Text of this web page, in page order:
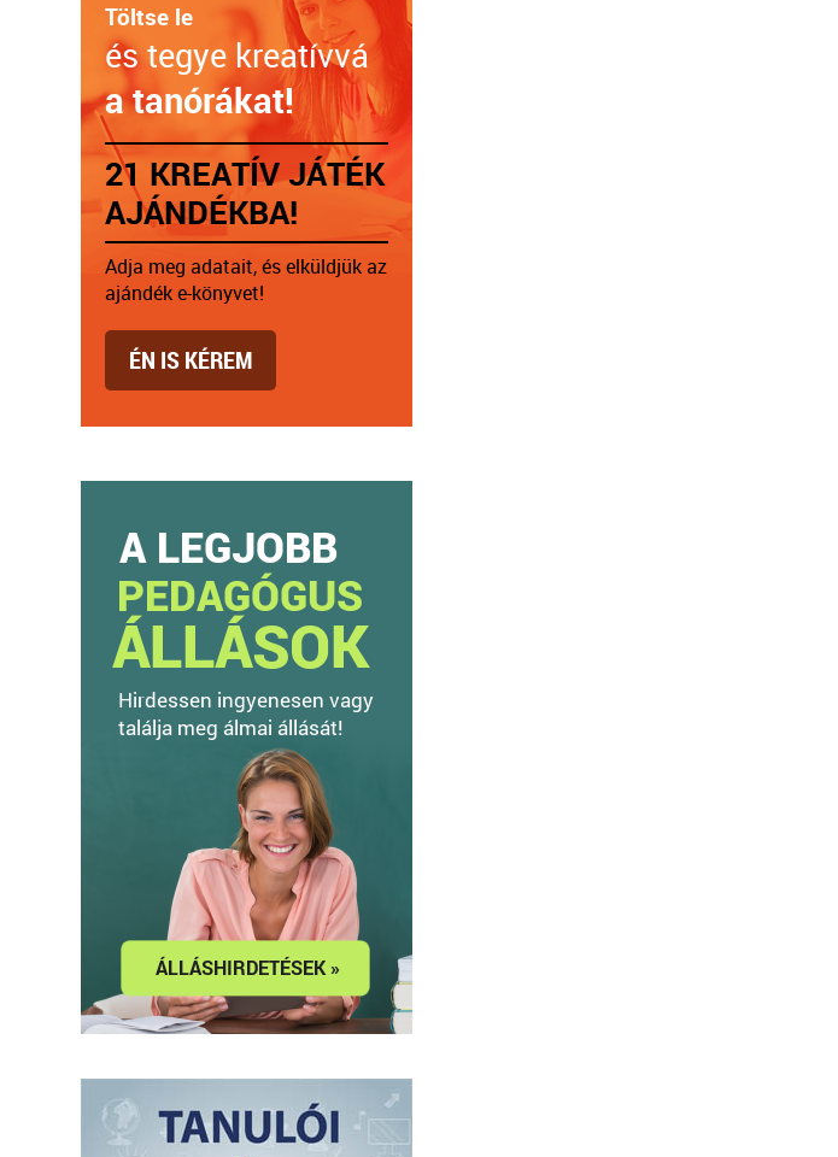
Töltse le
és tegye kreatívvá
a tanórákat!
21 KREATÍV JÁTÉK
AJÁNDÉKBA!
Adja meg adatait, és elküldjük az
ajándék e-könyvet!
ÉN IS KÉREM